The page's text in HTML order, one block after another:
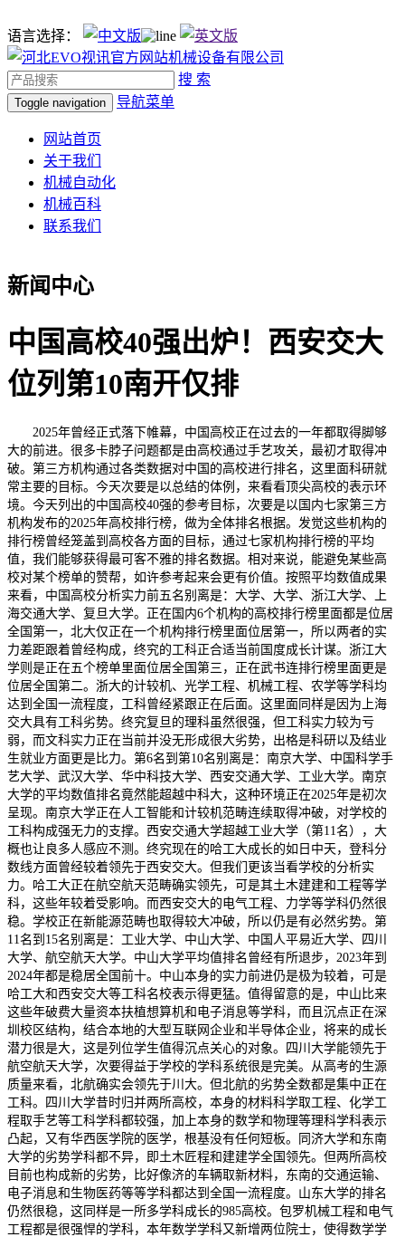
语言选择：
搜 索
Toggle navigation 导航菜单
网站首页
关于我们
机械自动化
机械百科
联系我们
新闻中心
中国高校40强出炉！西安交大
位列第10南开仅排
2025年曾经正式落下帷幕，中国高校正在过去的一年都取得脚够
大的前进。很多卡脖子问题都是由高校通过手艺攻关，最初才取得冲
破。第三方机构通过各类数据对中国的高校进行排名，这里面科研就
常主要的目标。今天次要是以总结的体例，来看看顶尖高校的表示环
境。今天列出的中国高校40强的参考目标，次要是以国内七家第三方
机构发布的2025年高校排行榜，做为全体排名根据。发觉这些机构的
排行榜曾经笼盖到高校各方面的目标，通过七家机构排行榜的平均
值，我们能够获得最可客不雅的排名数据。相对来说，能避免某些高
校对某个榜单的赞帮，如许参考起来会更有价值。按照平均数值成果
来看，中国高校分析实力前五名别离是：大学、大学、浙江大学、上
海交通大学、复旦大学。正在国内6个机构的高校排行榜里面都是位居
全国第一，北大仅正在一个机构排行榜里面位居第一，所以两者的实
力差距跟着曾经构成，终究的工科正合适当前国度成长计谋。浙江大
学则是正在五个榜单里面位居全国第三，正在武书连排行榜里面更是
位居全国第二。浙大的计较机、光学工程、机械工程、农学等学科均
达到全国一流程度，工科曾经紧跟正在后面。这里面同样是因为上海
交大具有工科劣势。终究复旦的理科虽然很强，但工科实力较为亏
弱，而文科实力正在当前并没无形成很大劣势，出格是科研以及结业
生就业方面更是比力。第6名到第10名别离是：南京大学、中国科学手
艺大学、武汉大学、华中科技大学、西安交通大学、工业大学。南京
大学的平均数值排名竟然能超越中科大，这种环境正在2025年是初次
呈现。南京大学正在人工智能和计较机范畴连续取得冲破，对学校的
工科构成强无力的支撑。西安交通大学超越工业大学（第11名），大
概也让良多人感应不测。终究现在的哈工大成长的如日中天，登科分
数线方面曾经较着领先于西安交大。但我们更该当看学校的分析实
力。哈工大正在航空航天范畴确实领先，可是其土木建建和工程等学
科，这些年较着受影响。而西安交大的电气工程、力学等学科仍然很
稳。学校正在新能源范畴也取得较大冲破，所以仍是有必然劣势。第
11名到15名别离是：工业大学、中山大学、中国人平易近大学、四川
大学、航空航天大学。中山大学平均值排名曾经有所退步，2023年到
2024年都是稳居全国前十。中山本身的实力前进仍是极为较着，可是
哈工大和西安交大等工科名校表示得更猛。值得留意的是，中山比来
这些年破费大量资本扶植想算机和电子消息等学科，而且沉点正在深
圳校区结构，结合本地的大型互联网企业和半导体企业，将来的成长
潜力很是大，这是列位学生值得沉点关心的对象。四川大学能领先于
航空航天大学，次要得益于学校的学科系统很是完美。从高考的生源
质量来看，北航确实会领先于川大。但北航的劣势全数都是集中正在
工科。四川大学昔时归并两所高校，本身的材料科学取工程、化学工
程取手艺等工科学科都较强，加上本身的数学和物理等理科学科表示
凸起，又有华西医学院的医学，根基没有任何短板。同济大学和东南
大学的劣势学科都不异，即土木匠程和建建学全国领先。但两所高校
目前也构成新的劣势，比好像济的车辆取新材料，东南的交通运输、
电子消息和生物医药等等学科都达到全国一流程度。山东大学的排名
仍然很稳，这同样是一所多学科成长的985高校。包罗机械工程和电气
工程都是很强悍的学科，本年数学学科又新增两位院士，使得数学学